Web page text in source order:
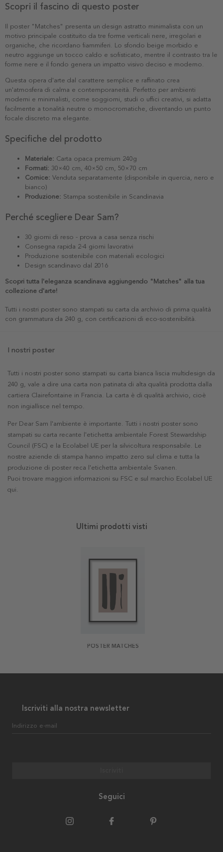
Scopri il fascino di questo poster
Il poster "Matches" presenta un design astratto minimalista con un
motivo principale costituito da tre forme verticali nere, irregolari e
organiche, che ricordano fiammiferi. Lo sfondo beige morbido e
neutro aggiunge un tocco caldo e sofisticato, mentre il contrasto tra le
forme nere e il fondo genera un impatto visivo deciso e moderno.
Questa opera d'arte dal carattere semplice e raffinato crea
un'atmosfera di calma e contemporaneità. Perfetto per ambienti
moderni e minimalisti, come soggiorni, studi o uffici creativi, si adatta
facilmente a tonalità neutre o monocromatiche, diventando un punto
focale discreto ma elegante.
Specifiche del prodotto
Materiale: Carta opaca premium 240g
Formati: 30×40 cm, 40×50 cm, 50×70 cm
Cornice: Venduta separatamente (disponibile in quercia, nero e
bianco)
Produzione: Stampa sostenibile in Scandinavia
Perché scegliere Dear Sam?
30 giorni di reso - prova a casa senza rischi
Consegna rapida 2-4 giorni lavorativi
Produzione sostenibile con materiali ecologici
Design scandinavo dal 2016
Scopri tutta l'eleganza scandinava aggiungendo "Matches" alla tua
collezione d'arte!
Tutti i nostri poster sono stampati su carta da archivio di prima qualità
con grammatura da 240 g, con certificazioni di eco-sostenibilità.
I nostri poster
Tutti i nostri poster sono stampati su carta bianca liscia multidesign da
240 g, vale a dire una carta non patinata di alta qualità prodotta dalla
cartiera Clairefontaine in Francia. La carta è di qualità archivio, cioè
non ingiallisce nel tempo.
Per Dear Sam l'ambiente è importante. Tutti i nostri poster sono
stampati su carta recante l'etichetta ambientale Forest Stewardship
Council (FSC) e la Ecolabel UE per la silvicoltura responsabile. Le
nostre aziende di stampa hanno impatto zero sul clima e tutta la
produzione di poster reca l'etichetta ambientale Svanen.
Puoi trovare maggiori informazioni su FSC e sul marchio Ecolabel UE
qui.
Ultimi prodotti visti
POSTER MATCHES
Iscriviti alla nostra newsletter
Indirizzo e-mail
Seguici